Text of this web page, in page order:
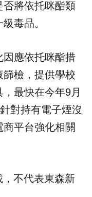
否將依托咪酯類
毒品。
因應依托咪酯措
檢，提供學校
最快在今年9月
對持有電子煙沒
商平台強化相關
，不代表東森新